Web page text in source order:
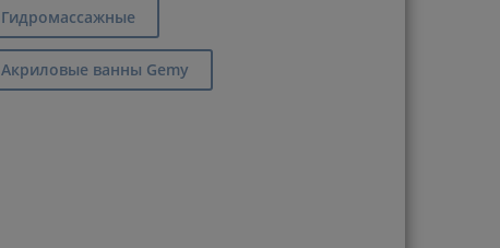
Гидромассажные
Акриловые ванны Gemy